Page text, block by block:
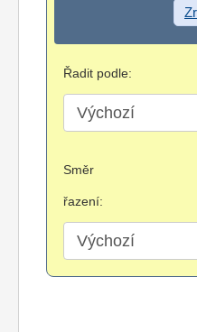
Řadit podle:
Směr
řazení: